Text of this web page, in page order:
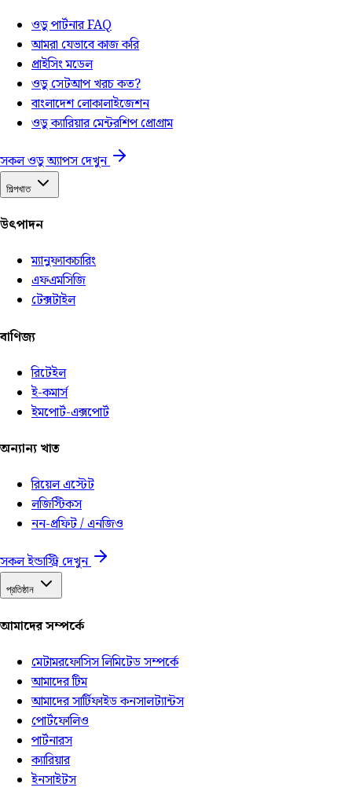
ওডু পার্টনার FAQ
আমরা যেভাবে কাজ করি
প্রাইসিং মডেল
ওডু সেটআপ খরচ কত?
বাংলাদেশ লোকালাইজেশন
ওডু ক্যারিয়ার মেন্টরশিপ প্রোগ্রাম
সকল ওডু অ্যাপস দেখুন
শিল্পখাত
উৎপাদন
ম্যানুফ্যাকচারিং
এফএমসিজি
টেক্সটাইল
বাণিজ্য
রিটেইল
ই-কমার্স
ইমপোর্ট-এক্সপোর্ট
অন্যান্য খাত
রিয়েল এস্টেট
লজিস্টিকস
নন-প্রফিট / এনজিও
সকল ইন্ডাস্ট্রি দেখুন
প্রতিষ্ঠান
আমাদের সম্পর্কে
মেটামরফোসিস লিমিটেড সম্পর্কে
আমাদের টিম
আমাদের সার্টিফাইড কনসালট্যান্টস
পোর্টফোলিও
পার্টনারস
ক্যারিয়ার
ইনসাইটস